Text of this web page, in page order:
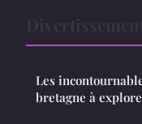
Les
bretagne à